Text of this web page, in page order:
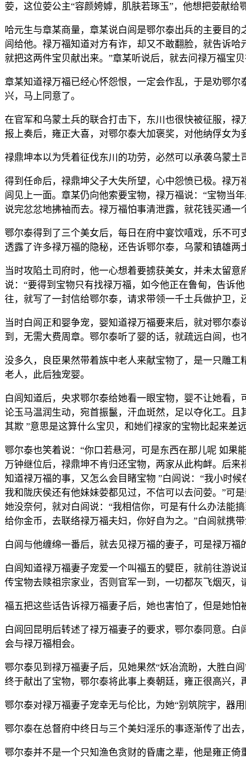
荌，这位荌公主“容颜姱嫭，肌肤若琢玉”，他想把荌献给
哈元生与章某商量，章某说白闾是鄂尔泰出兵的主要目
闾给他。禄万福知道对方有诈，却又不敢翻脸，就告诉
就把这两件宝贝献出来。”章某听说后，就去问禄万福宝
章某知道禄万福已经心怀怨恨，一定会作乱，于是劝鄂
兴，马上同意了。
在官军和乌蒙土兵的联合打击下，东川也很快被征服，
报上奏后，雍正大喜，对鄂尔泰大加褒奖，对他纳俘女为
禄鼎坤本以为凭着征伐东川的功劳，必然可以承袭乌蒙
得到任命后，禄鼎坤父子大失所望，心中怨愤已极。禄
闾见上一面。章某仍向他索要宝物，禄万福说：“宝物当
说完忿忿地拂袖而去。禄万福怕事清泄露，就花钱买通一
鄂尔泰得到了三个美女后，每日在府中宴饮嘻戏，乐不
透露了许多禄万福的隐秘，还告诉鄂尔泰，乌蒙和镇雄两
当时攻陷土司府时，他一心想着要掳获美女，并未太留
说：“要得到宝物只有找禄万福，如今他正在鲁甸，告诉
往，就写了一封信给鄂尔泰，请求带领一千土兵做护卫，
当时白闾正和婴争宠，婴知道禄万福要来后，就对鄂尔
到，无需大费周章。鄂尔泰听了婴的话，就疏远白闾，
没多久，良臣果然带着族中老人来献宝物了，是一只雕
老人，此后独宠婴。
白闾知道后，央求鄂尔泰给她看一眼宝物，婴不让她看
论玉马温润生动，宛首振鬣，汗血斑然，足以夺化工。
其欺 ”意思是这算什么宝贝，和她们禄家的宝物比起来差远
鄂尔泰也笑着说：“你口若悬河，可是东西在那儿呢 如果
万钟继位后，禄鼎坤不肯归还宝物，两家从此构衅。后
知道禄万福的事，又怎么会目睹宝物 ”白闾说：“我小时
我和陇庆侯还有他妹妹荌都见过，不信可以去问荌。”可
她没奈何，就对白闾说：“我相信你，可是有什么办法能
给你金币，去联络禄万福夫妇，你好自为之。”白闾就携
白闾与他缠绵一番后，就去见禄万福的妻子，可是禄万
白闾知道禄万福妻子宠爱一个叫福五的嬖臣，就前往游
传宝物去赎祖宗家业，否则官军一到，一切都灰飞烟灭，
福五把这些话告诉禄万福妻子后，她也害怕了，但是她怕
白闾回昆明后转述了禄万福妻子的要求，鄂尔泰同意。
会与禄万福相会。
鄂尔泰见到禄万福妻子后，见她果然“妖冶流盼，大胜白
终于献出了宝物，鄂尔泰将此事上奏朝廷，雍正很高兴，
鄂尔泰对禄万福妻子宠幸无与伦比，为她“别筑院宇，器用
鄂尔泰在总督府中终日与三个美妇淫乐的事逐渐传了出去
鄂尔泰并不是一个只知渔色贪财的昏庸之辈，他是雍正